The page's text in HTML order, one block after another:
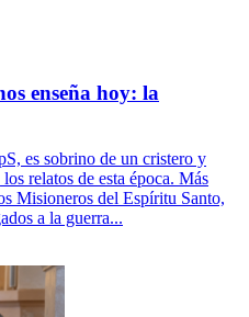
enseña hoy: la
es sobrino de un cristero y
relatos de esta época. Más
Misioneros del Espíritu Santo,
a la guerra...